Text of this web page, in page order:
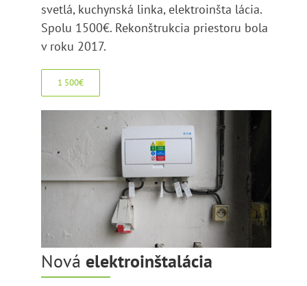
svetlá, kuchynská linka, elektroinšta lácia.
Spolu 1500€. Rekonštrukcia priestoru bola
v roku 2017.
1 500€
Nová elektroinštalácia